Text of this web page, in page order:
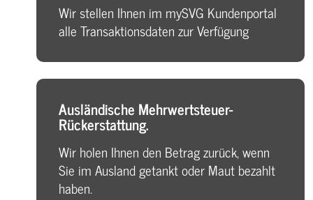
Wir stellen Ihnen im mySVG Kundenportal
alle Transaktionsdaten zur Verfügung
Ausländische Mehrwertsteuer-
Rückerstattung.
Wir holen Ihnen den Betrag zurück, wenn
Sie im Ausland getankt oder Maut bezahlt
haben.